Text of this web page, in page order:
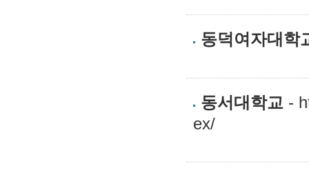
동덕여자대학
동서대학교 -
ex/